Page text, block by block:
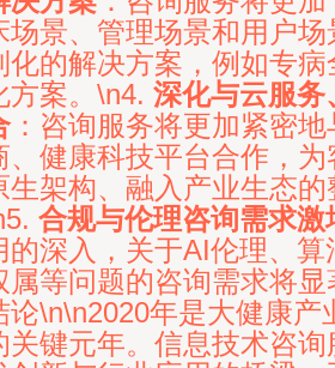
场景、管理场景和用户
化的解决方案，例如专
方案。\n4. 深化与云服务
：咨询服务将更加紧密
、健康科技平台合作，
生架构、融入产业生态的
合规与伦理咨询需求激
的深入，关于AI伦理、算
属等问题的咨询需求将
论\n\n2020年是大健康产
关键元年。信息技术咨